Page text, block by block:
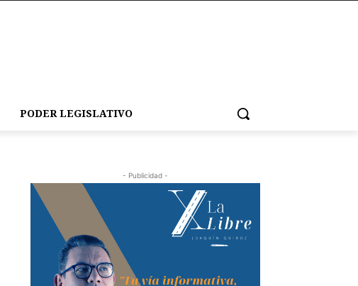
PODER LEGISLATIVO
- Publicidad -